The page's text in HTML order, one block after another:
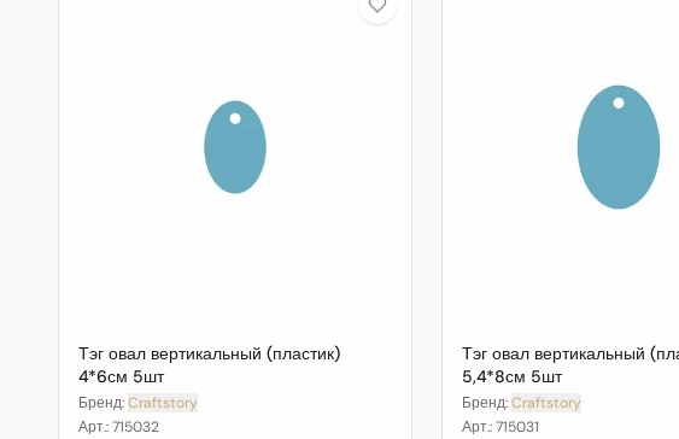
Тэг овал вертикальный (пластик)
4*6см 5шт
Бренд:Craftstory
Арт.:715032
Тэг овал вертикальный
5,4*8см 5шт
Бренд:Craftstory
Арт.:715031